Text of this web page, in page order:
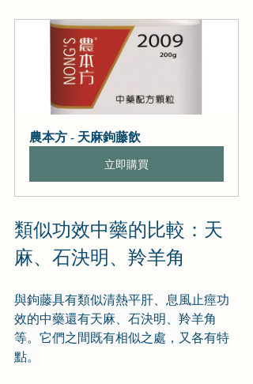
農本方 - 天麻鉤藤飲
立即購買
類似功效中藥的比較：天
麻、石決明、羚羊角
與鉤藤具有類似清熱平肝、息風止痙功
效的中藥還有天麻、石決明、羚羊角
等。它們之間既有相似之處，又各有特
點。